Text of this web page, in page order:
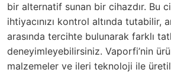
bir alternatif sunan bir cihazdır. Bu
ihtiyacınızı kontrol altında tutabilir,
arasında tercihte bulunarak farklı
deneyimleyebilirsiniz. Vaporfi’nin
malzemeler ve ileri teknoloji ile